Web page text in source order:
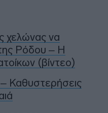
χελώνας να
Ρόδου – Η
(βίντεο)
Καθυστερήσεις